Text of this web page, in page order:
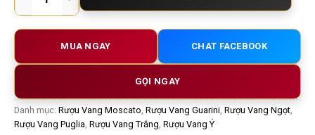
MUA NGAY CHAT FACEBOOK
GỌI NGAY
Danh mục: Rượu Vang Moscato, Rượu Vang Guarini, Rượu Vang Ngọt,
Rượu Vang Puglia, Rượu Vang Trắng, Rượu Vang Ý